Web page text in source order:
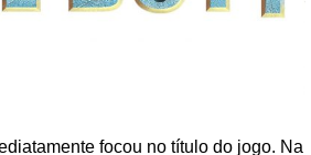
focou no título do jogo. Na